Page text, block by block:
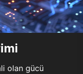
olan gücü